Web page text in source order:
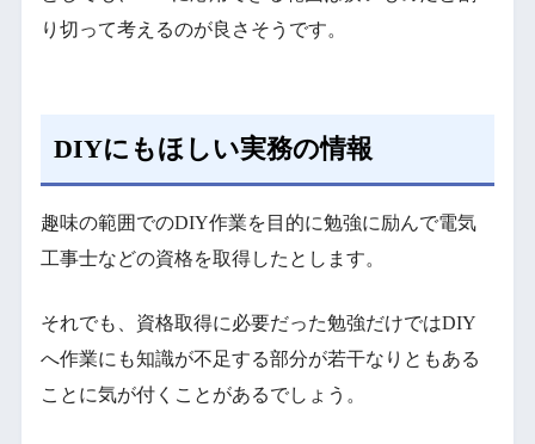
り切って考えるのが良さそうです。
DIYにもほしい実務の情報
趣味の範囲でのDIY作業を目的に勉強に励んで電気
工事士などの資格を取得したとします。
それでも、資格取得に必要だった勉強だけではDIY
へ作業にも知識が不足する部分が若干なりともある
ことに気が付くことがあるでしょう。